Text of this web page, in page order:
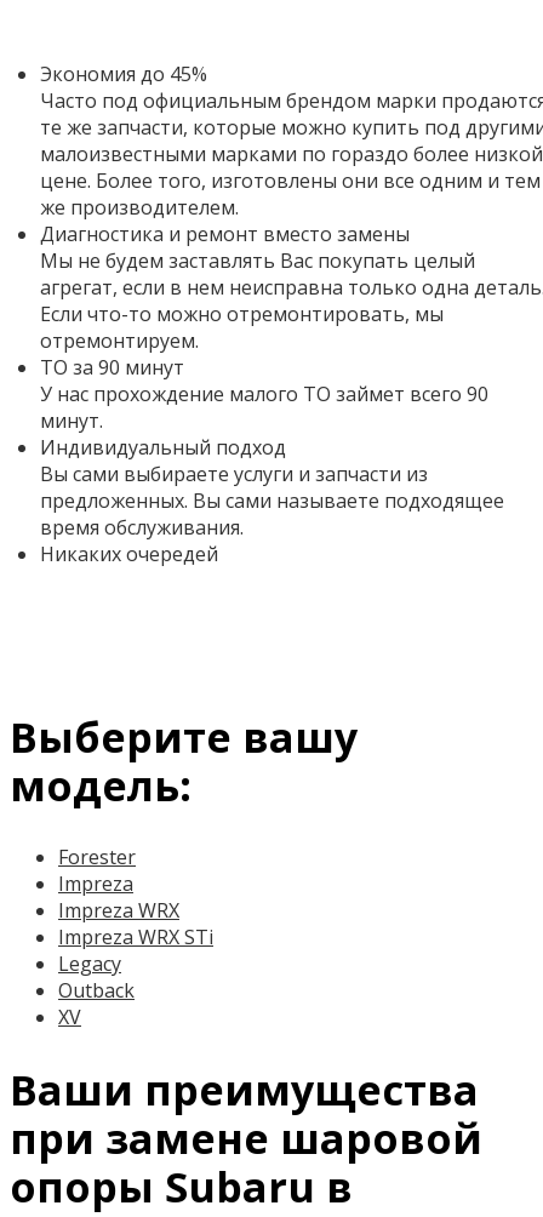
Экономия до 45%
Часто под официальным брендом марки
те же запчасти, которые можно купить под
малоизвестными марками по гораздо более низкой
цене. Более того, изготовлены они все одним и тем
же производителем.
Диагностика и ремонт вместо замены
Мы не будем заставлять Вас покупать целый
агрегат, если в нем неисправна только одна
Если что-то можно отремонтировать, мы
отремонтируем.
ТО за 90 минут
У нас прохождение малого ТО займет всего 90
минут.
Индивидуальный подход
Вы сами выбираете услуги и запчасти из
предложенных. Вы сами называете подходящее
время обслуживания.
Никаких очередей
Выберите вашу
модель:
Forester
Impreza
Impreza WRX
Impreza WRX STi
Legacy
Outback
XV
Ваши преимущества
при замене шаровой
опоры Subaru в